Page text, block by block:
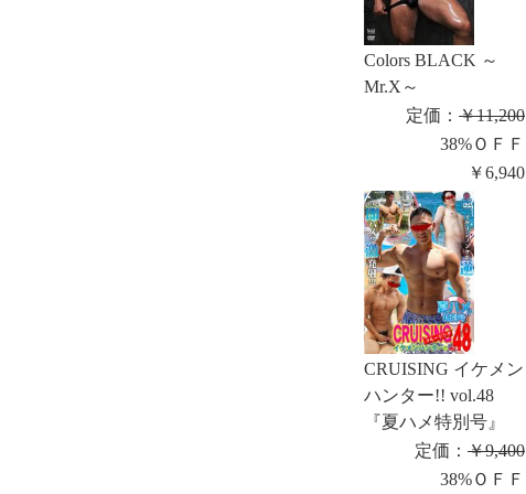
Colors BLACK ～
Mr.X～
定価： ￥11,200
38%ＯＦＦ
￥6,940
CRUISING イケメン
ハンター!! vol.48
『夏ハメ特別号』
定価： ￥9,400
38%ＯＦＦ